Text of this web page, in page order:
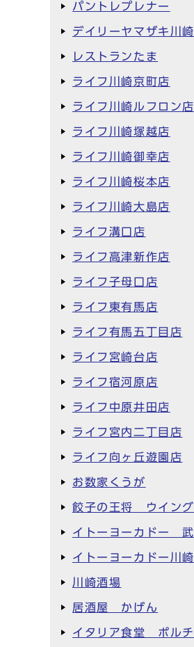
パントレプレナー
デイリーヤマザキ川
レストランたま
ライフ川崎京町店
ライフ川崎ルフロン店
ライフ川崎塚越店
ライフ川崎御幸店
ライフ川崎桜本店
ライフ川崎大島店
ライフ溝口店
ライフ高津新作店
ライフ子母口店
ライフ東有馬店
ライフ有馬五丁目店
ライフ宮崎台店
ライフ宿河原店
ライフ中原井田店
ライフ宮内二丁目店
ライフ向ヶ丘遊園店
お数家くうが
餃子の王将 ウイン
イトーヨーカドー
イトーヨーカドー川
川崎酒場
居酒屋 かげん
イタリア食堂 ポルチ